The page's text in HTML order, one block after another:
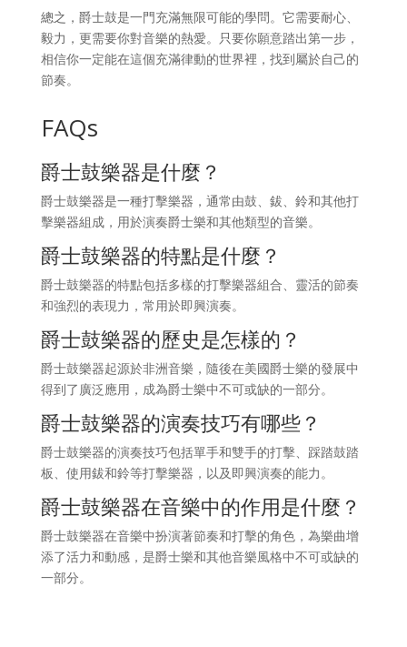
總之，爵士鼓是一門充滿無限可能的學問。它需要耐心、
毅力，更需要你對音樂的熱愛。只要你願意踏出第一步，
相信你一定能在這個充滿律動的世界裡，找到屬於自己的
節奏。
FAQs
爵士鼓樂器是什麼？
爵士鼓樂器是一種打擊樂器，通常由鼓、鈸、鈴和其他打
擊樂器組成，用於演奏爵士樂和其他類型的音樂。
爵士鼓樂器的特點是什麼？
爵士鼓樂器的特點包括多樣的打擊樂器組合、靈活的節奏
和強烈的表現力，常用於即興演奏。
爵士鼓樂器的歷史是怎樣的？
爵士鼓樂器起源於非洲音樂，隨後在美國爵士樂的發展中
得到了廣泛應用，成為爵士樂中不可或缺的一部分。
爵士鼓樂器的演奏技巧有哪些？
爵士鼓樂器的演奏技巧包括單手和雙手的打擊、踩踏鼓踏
板、使用鈸和鈴等打擊樂器，以及即興演奏的能力。
爵士鼓樂器在音樂中的作用是什麼？
爵士鼓樂器在音樂中扮演著節奏和打擊的角色，為樂曲增
添了活力和動感，是爵士樂和其他音樂風格中不可或缺的
一部分。